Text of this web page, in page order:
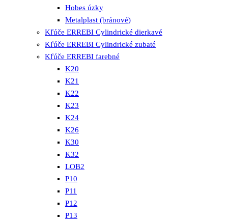
Hobes úzky
Metalplast (bránové)
Kľúče ERREBI Cylindrické dierkavé
Kľúče ERREBI Cylindrické zubaté
Kľúče ERREBI farebné
K20
K21
K22
K23
K24
K26
K30
K32
LOB2
P10
P11
P12
P13